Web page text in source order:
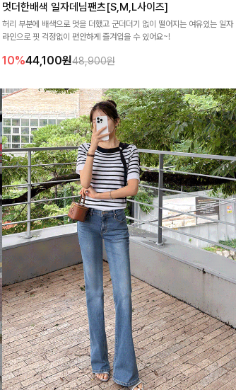
멋더한배색 일자데님팬츠[S,M,L사이즈]
허리 부분에 배색으로 멋을 더했고 군더더기 없이 떨어지는 여유있는 일자
라인으로 핏 걱정없이 편안하게 즐겨입을 수 있어요~!
10%44,100원48,900원